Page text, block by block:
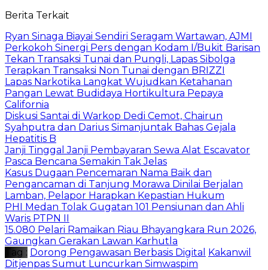
Berita Terkait
Ryan Sinaga Biayai Sendiri Seragam Wartawan, AJMI
Perkokoh Sinergi Pers dengan Kodam I/Bukit Barisan
Tekan Transaksi Tunai dan Pungli, Lapas Sibolga
Terapkan Transaksi Non Tunai dengan BRIZZI
Lapas Narkotika Langkat Wujudkan Ketahanan
Pangan Lewat Budidaya Hortikultura Pepaya
California
Diskusi Santai di Warkop Dedi Cemot, Chairun
Syahputra dan Darius Simanjuntak Bahas Gejala
Hepatitis B
Janji Tinggal Janji Pembayaran Sewa Alat Escavator
Pasca Bencana Semakin Tak Jelas
Kasus Dugaan Pencemaran Nama Baik dan
Pengancaman di Tanjung Morawa Dinilai Berjalan
Lamban, Pelapor Harapkan Kepastian Hukum
PHI Medan Tolak Gugatan 101 Pensiunan dan Ahli
Waris PTPN II
15.080 Pelari Ramaikan Riau Bhayangkara Run 2026,
Gaungkan Gerakan Lawan Karhutla
Tag : Dorong Pengawasan Berbasis Digital Kakanwil
Ditjenpas Sumut Luncurkan Simwaspim